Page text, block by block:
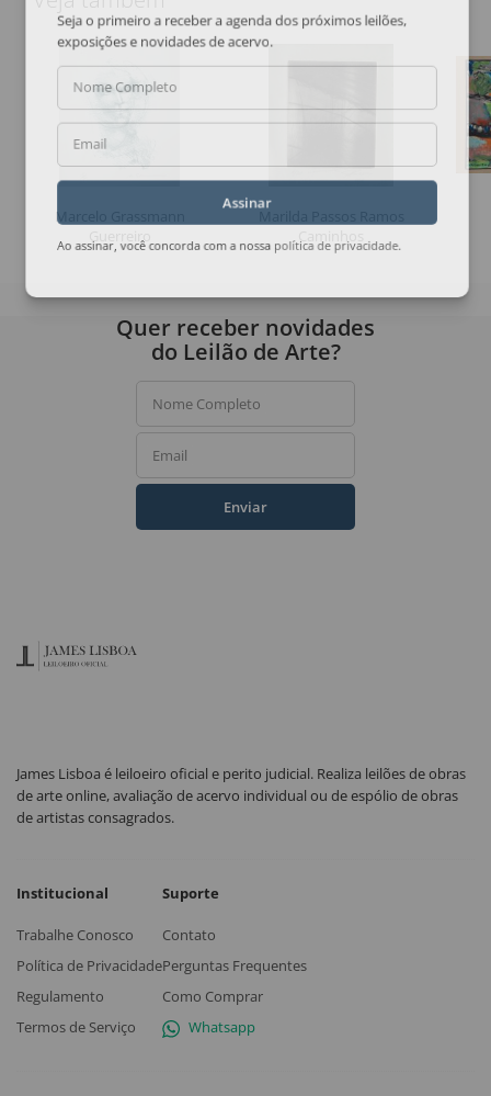
Marcelo Grassmann
Guerreiro
Seja o primeiro a receber a agenda dos próximos leilões,
exposições e novidades de acervo.
Nome Completo
Email
Assinar
Ao assinar, você concorda com a nossa política de privacidade
Quer receber novidades
do Leilão de Arte?
Nome Completo
Email
Enviar
James Lisboa é leiloeiro oficial e perito judicial. Realiza leilões de obras
de arte online, avaliação de acervo individual ou de espólio de obras
de artistas consagrados.
Institucional
Trabalhe Conosco
Política de Privacidade
Regulamento
Termos de Serviço
Suporte
Contato
Perguntas Frequentes
Como Comprar
Whatsapp